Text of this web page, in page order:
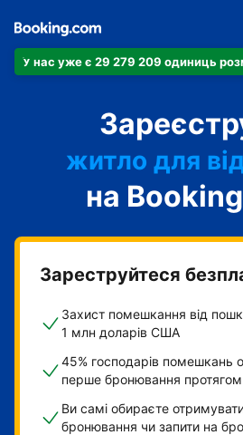
У нас уже є 29 279 209 одиниць
готель
житло для
гостьовий
готель типу
на
Зареструйтеся
Захист помешкання від
1 млн доларів США
45% господарів помешкань
перше бронювання
Ви самі обираєте
бронювання чи запити на